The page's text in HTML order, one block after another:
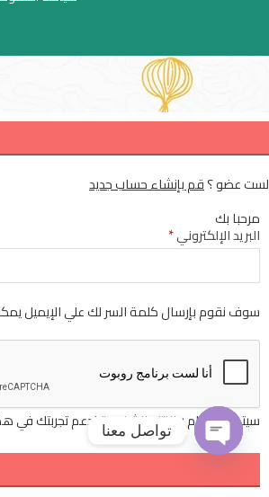
لست عضو ؟قم بإنشاء حساب جديد
مرحبا بك
البريد الإلكتروني*
سوف نقوم بإرسال كلمة السر لك علي الإيميل
سيتم استخدام بياناتك الشخصية لدعم تجربتك في
تواصل معنا